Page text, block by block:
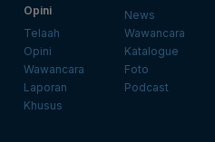
Opini
Telaah
Opini
Wawancara
Laporan
Khusus
News
Wawancara
Katalogue
Foto
Podcast